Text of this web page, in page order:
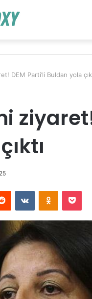
DEM Parti’li Buldan yola
Reddit VKontakte